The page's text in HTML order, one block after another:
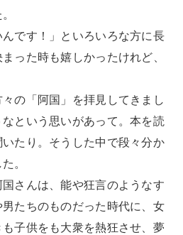
んです！」といろいろな方に長
った時も嬉しかったけれど、
の「阿国」を拝見してきまし
という思いがあって。本を読
たり。そうした中で段々分か
。
さんは、能や狂言のようなす
たちのものだった時代に、女
子供をも大衆を熱狂させ、夢